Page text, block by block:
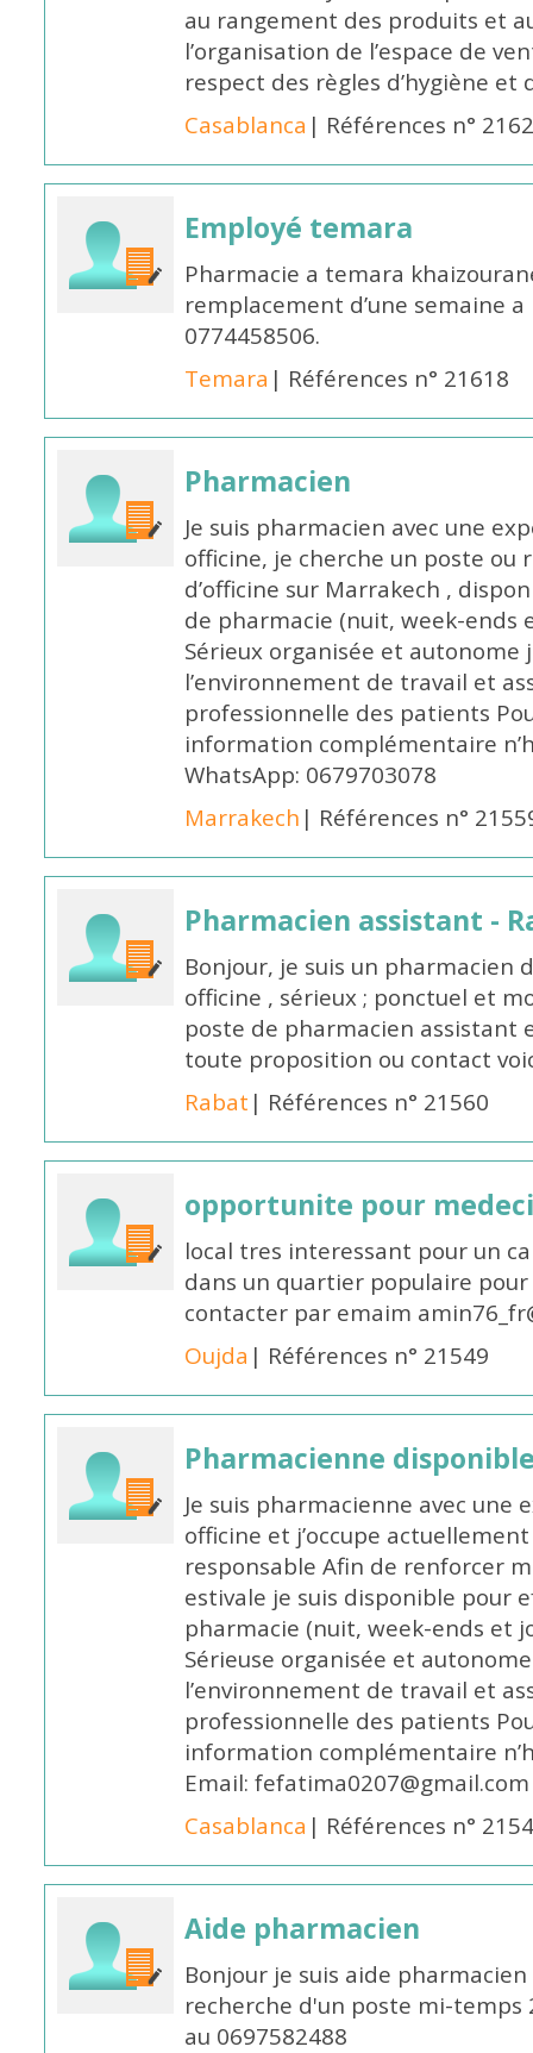
au rangement des produits et
l’organisation de l’espace de
respect des règles d’hygiène et
Casablanca | Références n°
Employé temara
Pharmacie a temara
remplacement d’une semaine
0774458506.
Temara | Références n° 21618
Pharmacien
Je suis pharmacien avec une
officine, je cherche un poste
d’officine sur Marrakech ,
de pharmacie (nuit, week-ends
Sérieux organisée et autonome
l’environnement de travail et
professionnelle des patients
information complémentaire
WhatsApp: 0679703078
Marrakech | Références n°
Pharmacien assistant -
Bonjour, je suis un pharmacien
officine , sérieux ; ponctuel et
poste de pharmacien
toute proposition ou contact
Rabat | Références n° 21560
opportunite pour
local tres interessant pour un
dans un quartier populaire
contacter par emaim
Oujda | Références n° 21549
Pharmacienne
Je suis pharmacienne avec
officine et j’occupe
responsable Afin de renforcer
estivale je suis disponible pour
pharmacie (nuit, week-ends et
Sérieuse organisée et
l’environnement de travail et
professionnelle des patients
information complémentaire
Email: fefatima0207@gmail.com
Casablanca | Références n°
Aide pharmacien
Bonjour je suis aide
recherche d'un poste mi-temps
au 0697582488